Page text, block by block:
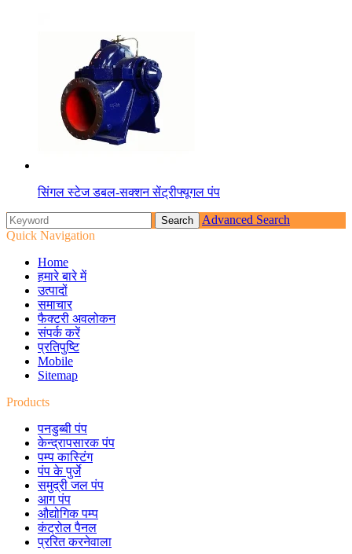
सिंगल स्टेज डबल-सक्शन सेंट्रीफ्यूगल पंप
Advanced Search
Quick Navigation
Home
हमारे बारे में
उत्पादों
समाचार
फैक्टरी अवलोकन
संपर्क करें
प्रतिपुष्टि
Mobile
Sitemap
Products
पनडुब्बी पंप
केन्द्रापसारक पंप
पम्प कास्टिंग
पंप के पुर्जे
समुद्री जल पंप
आग पंप
औद्योगिक पम्प
कंट्रोल पैनल
प्ररित करनेवाला